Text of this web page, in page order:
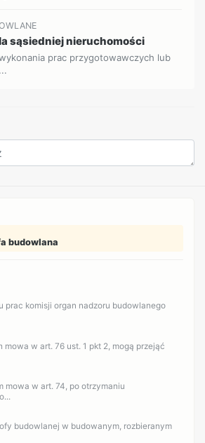
sąsiedniej nieruchomości
prac przygotowawczych lub
budowlana
prac komisji organ nadzoru budowlanego
mowa w art. 76 ust. 1 pkt 2, mogą przejąć
mowa w art. 74, po otrzymaniu
budowlanej w budowanym, rozbieranym